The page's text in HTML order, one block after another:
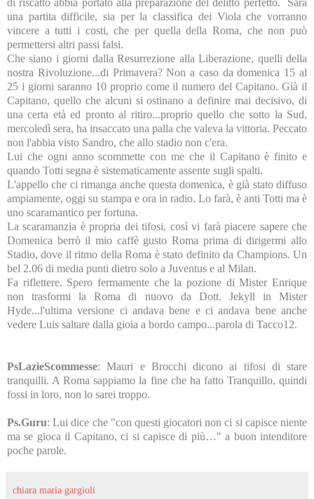
una partita difficile, sia per la classifica dei Viola che vorranno
vincere a tutti i costi, che per quella della Roma, che non può
permettersi altri passi falsi.
Che siano i giorni dalla Resurrezione alla Liberazione, quelli della
nostra Rivoluzione...di Primavera? Non a caso da domenica 15 al
25 i giorni saranno 10 proprio come il numero del Capitano. Già il
Capitano, quello che alcuni si ostinano a definire mai decisivo, di
una certa età ed pronto al ritiro...proprio quello che sotto la Sud,
mercoledì sera, ha insaccato una palla che valeva la vittoria. Peccato
non l'abbia visto Sandro, che allo stadio non c'era.
Lui che ogni anno scommette con me che il Capitano è finito e
quando Totti segna è sistematicamente assente sugli spalti.
L'appello che ci rimanga anche questa domenica, è già stato diffuso
ampiamente, oggi su stampa e ora in radio. Lo farà, è anti Totti ma è
uno scaramantico per fortuna.
La scaramanzia è propria dei tifosi, così vi farà piacere sapere che
Domenica berrò il mio caffè gusto Roma prima di dirigermi allo
Stadio, dove il ritmo della Roma è stato definito da Champions. Un
bel 2.06 di media punti dietro solo a Juventus e al Milan.
Fa riflettere. Spero fermamente che la pozione di Mister Enrique
non trasformila Roma di nuovo da Dott. Jekyll in Mister
Hyde...l'ultima versione ci andava bene e ci andava bene anche
vedere Luis saltare dalla gioia a bordo campo...parola di Tacco12.
PsLazieScommesse: Mauri e Brocchi dicono ai tifosi di stare
tranquilli. A Roma sappiamo la fine che ha fatto Tranquillo, quindi
fossi in loro, non lo sarei troppo.
Ps.Guru: Lui dice che "con questi giocatori non ci si capisce niente
ma se gioca il Capitano, ci si capisce di più…" a buon intenditore
poche parole.
chiara maria gargioli